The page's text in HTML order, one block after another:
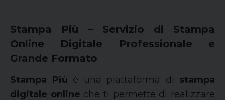
Stampa Più – Servizio di Stampa
Online Digitale Professionale e
Grande Formato
Stampa Più è una piattaforma di stampa
digitale online che ti permette di realizzare